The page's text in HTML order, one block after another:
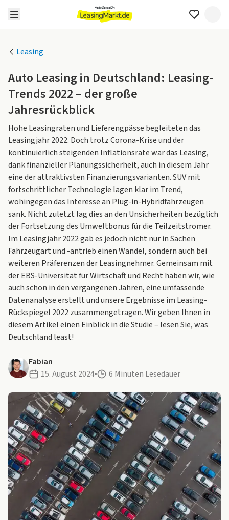
Leasing
Auto Leasing in Deutschland: Leasing-
Trends 2022 – der große
Jahresrückblick
Hohe Leasingraten und Lieferengpässe begleiteten das
Leasingjahr 2022. Doch trotz Corona-Krise und der
kontinuierlich steigenden Inflationsrate war das Leasing,
dank finanzieller Planungssicherheit, auch in diesem Jahr
eine der attraktivsten Finanzierungsvarianten. SUV mit
fortschrittlicher Technologie lagen klar im Trend,
wohingegen das Interesse an Plug-in-Hybridfahrzeugen
sank. Nicht zuletzt lag dies an den Unsicherheiten bezüglich
der Fortsetzung des Umweltbonus für die Teilzeitstromer.
Im Leasingjahr 2022 gab es jedoch nicht nur in Sachen
Fahrzeugart und -antrieb einen Wandel, sondern auch bei
weiteren Präferenzen der Leasingnehmer. Gemeinsam mit
der EBS-Universität für Wirtschaft und Recht haben wir, wie
auch schon in den vergangenen Jahren, eine umfassende
Datenanalyse erstellt und unsere Ergebnisse im Leasing-
Rückspiegel 2022 zusammengetragen. Wir geben Ihnen in
diesem Artikel einen Einblick in die Studie – lesen Sie, was
Deutschland least!
Fabian
15. August 2024
6 Minuten Lesedauer